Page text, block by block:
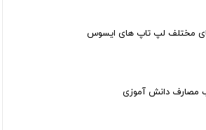
مختلف لپ تاپ های ایسوس
مصارف دانش آموزی